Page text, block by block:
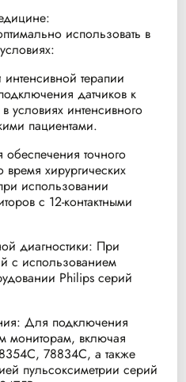
использовать в
терапии
датчиков к
условиях интенсивного
пациентами.
точного
время хирургических
использовании
с 12-контактными
диагностики: При
с использованием
Philips серий
Для подключения
мониторам, включая
78834C, а также
пульсоксиметрии серий